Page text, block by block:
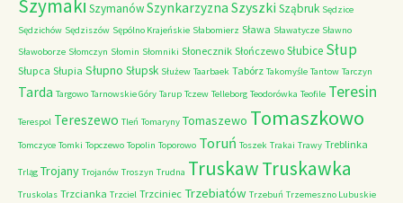
Szymaki SzymanówSzynkarzyzna Szyszki Sząbruk Sędzice
Sędzichów Sędziszów Sępólno Krajeńskie Słabomierz Sława Sławatycze Sławno
Sławoborze Słomczyn Słomin Słomniki Słonecznik Słończewo Słubice Słup
Słupca Słupia Słupno Słupsk Służew Taarbaek Tabórz Takomyśle Tantow Tarczyn
Tarda Targowo Tarnowskie Góry Tarup Tczew Telleborg Teodorówka Teofile Teresin
Terespol Tereszewo Tleń Tomaryny Tomaszewo Tomaszkowo
Tomczyce Tomki Topczewo Topolin Toporowo Toruń Toszek Trakai Trawy Treblinka
Trląg Trojany Trojanów Troszyn Trudna TruskawTruskawka
Truskolas Trzcianka Trzciel Trzciniec Trzebiatów Trzebuń Trzemeszno Lubuskie